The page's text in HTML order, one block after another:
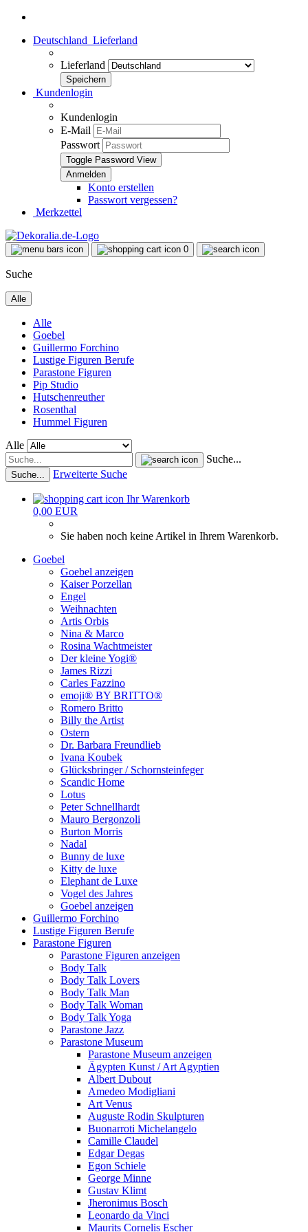
Deutschland Lieferland
Lieferland
Kundenlogin
Kundenlogin
E-Mail
Passwort
Toggle Password View
Konto erstellen
Passwort vergessen?
Merkzettel
0
Suche
Alle
Alle
Goebel
Guillermo Forchino
Lustige Figuren Berufe
Parastone Figuren
Pip Studio
Hutschenreuther
Rosenthal
Hummel Figuren
Alle
Suche...
Suche... Erweiterte Suche
Ihr Warenkorb
0,00 EUR
Sie haben noch keine Artikel in Ihrem Warenkorb.
Goebel
Goebel anzeigen
Kaiser Porzellan
Engel
Weihnachten
Artis Orbis
Nina & Marco
Rosina Wachtmeister
Der kleine Yogi®
James Rizzi
Carles Fazzino
emoji® BY BRITTO®
Romero Britto
Billy the Artist
Ostern
Dr. Barbara Freundlieb
Ivana Koubek
Glücksbringer / Schornsteinfeger
Scandic Home
Lotus
Peter Schnellhardt
Mauro Bergonzoli
Burton Morris
Nadal
Bunny de luxe
Kitty de luxe
Elephant de Luxe
Vogel des Jahres
Goebel anzeigen
Guillermo Forchino
Lustige Figuren Berufe
Parastone Figuren
Parastone Figuren anzeigen
Body Talk
Body Talk Lovers
Body Talk Man
Body Talk Woman
Body Talk Yoga
Parastone Jazz
Parastone Museum
Parastone Museum anzeigen
Ägypten Kunst / Art Agyptien
Albert Dubout
Amedeo Modigliani
Art Venus
Auguste Rodin Skulpturen
Buonarroti Michelangelo
Camille Claudel
Edgar Degas
Egon Schiele
George Minne
Gustav Klimt
Jheronimus Bosch
Leonardo da Vinci
Maurits Cornelis Escher